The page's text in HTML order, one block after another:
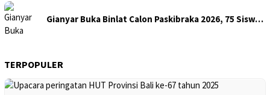
Gianyar Buka Binlat Calon Paskibraka 2026, 75 Sisw…
TERPOPULER